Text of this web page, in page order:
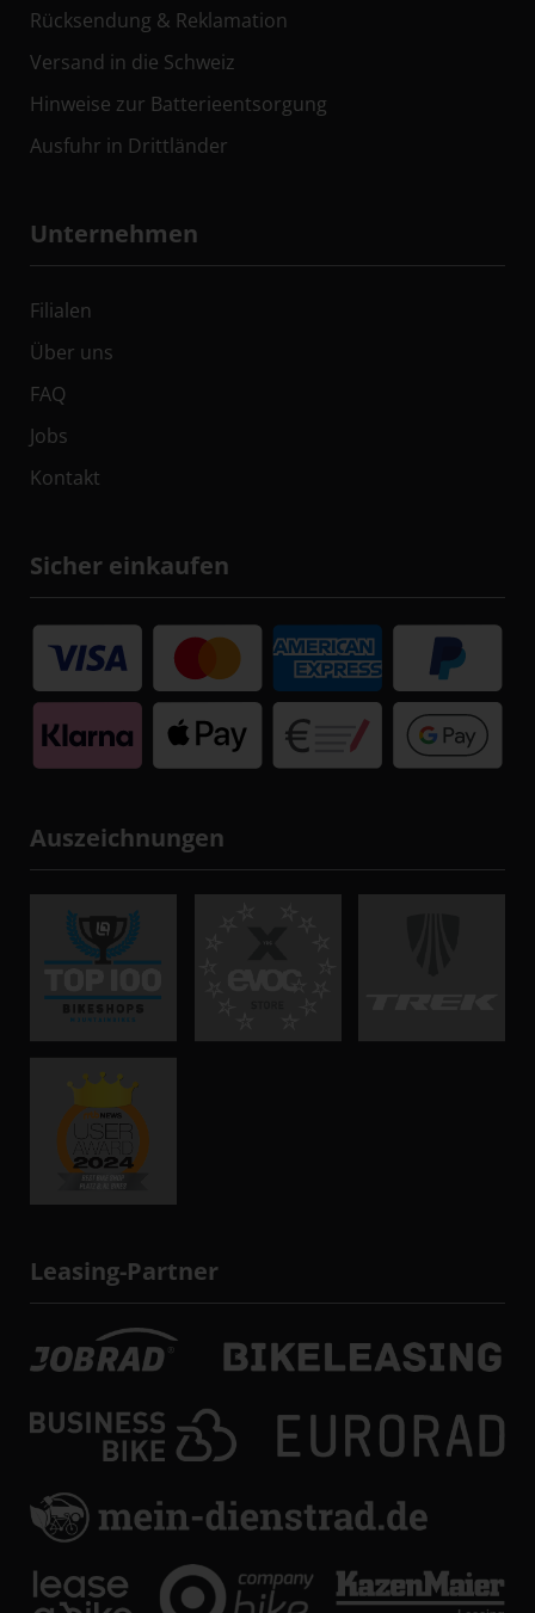
Rücksendung & Reklamation
Versand in die Schweiz
Hinweise zur Batterieentsorgung
Ausfuhr in Drittländer
Unternehmen
Filialen
Über uns
FAQ
Jobs
Kontakt
Sicher einkaufen
Auszeichnungen
Leasing-Partner